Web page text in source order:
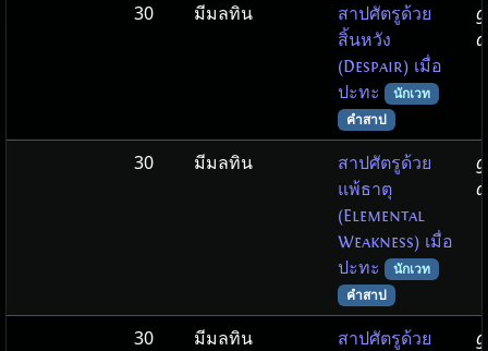
30 มีมลทิน
สาปศัตรูด้วย
สิ้นหวัง
(Despair) เมื่อ
ปะทะ
นักเวท
คำสาป
30 มีมลทิน
สาปศัตรูด้วย
แพ้ธาตุ
(Elemental
Weakness) เมื่อ
ปะทะ
นักเวท
คำสาป
30 มีมลทิน
สาปศัตรูด้วย